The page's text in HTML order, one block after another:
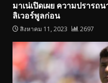
มาเน่เปิดเผย ความปราร
ลิเวอร์พูลก่อน
สิงหาคม 11, 2023 2697